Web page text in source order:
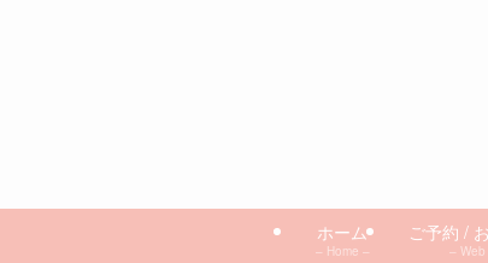
ホーム
– Home –
ご予約 /
– Web